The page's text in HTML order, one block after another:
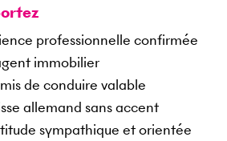
professionnelle confirmée
immobilier
de conduire valable
allemand sans accent
sympathique et orientée